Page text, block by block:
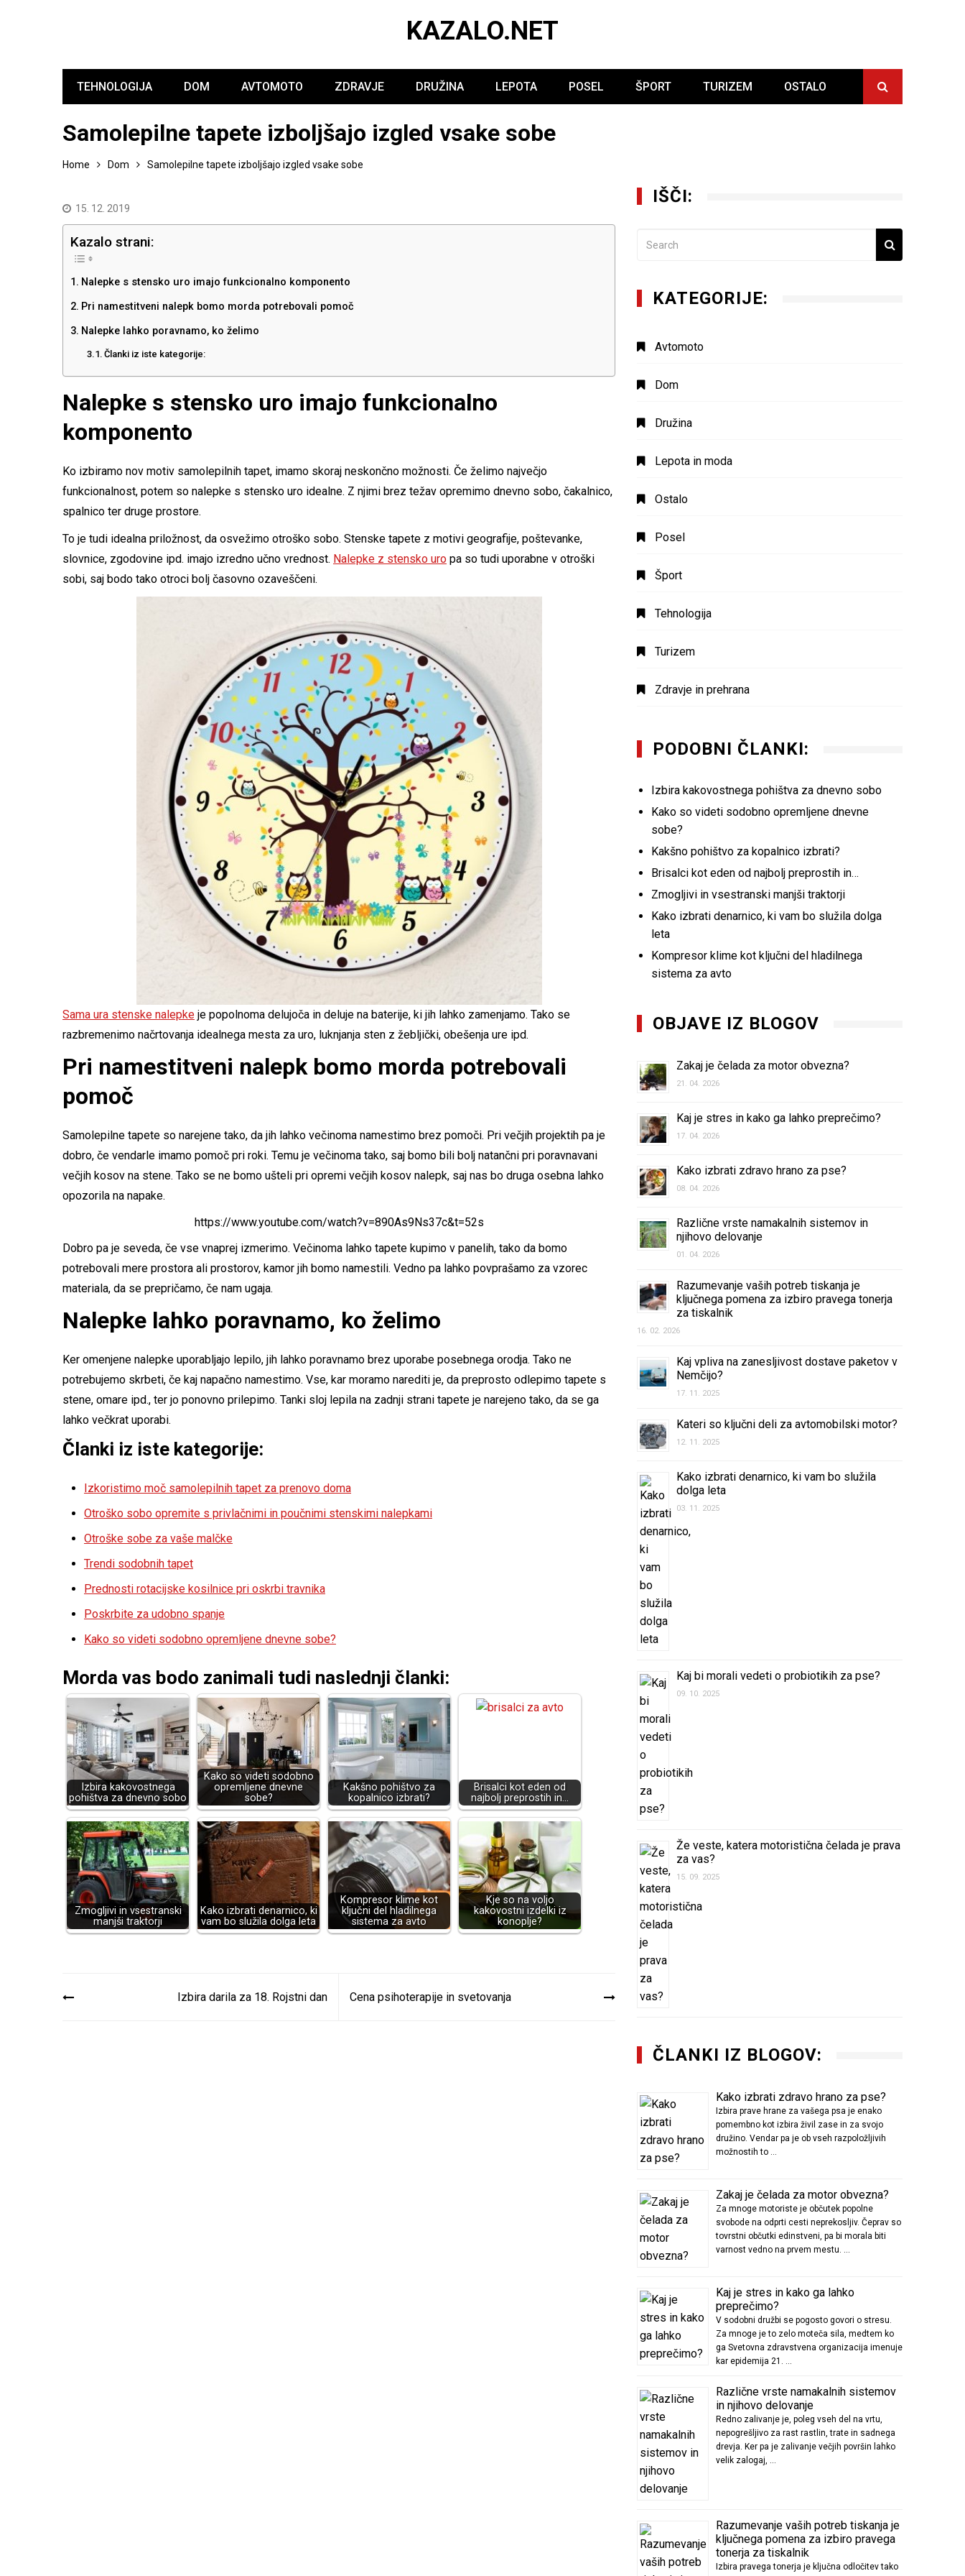
KAZALO.NET
TEHNOLOGIJA DOM AVTOMOTO ZDRAVJE DRUŽINA LEPOTA POSEL ŠPORT TURIZEM OSTALO
Samolepilne tapete izboljšajo izgled vsake sobe
Home Dom Samolepilne tapete izboljšajo izgled vsake sobe
15. 12. 2019
Kazalo strani:
Nalepke s stensko uro imajo funkcionalno komponento
Pri namestitveni nalepk bomo morda potrebovali pomoč
Nalepke lahko poravnamo, ko želimo
Članki iz iste kategorije:
Nalepke s stensko uro imajo funkcionalno
komponento
Ko izbiramo nov motiv samolepilnih tapet, imamo skoraj neskončno možnosti. Če želimo največjo
funkcionalnost, potem so nalepke s stensko uro idealne. Z njimi brez težav opremimo dnevno sobo, čakalnico,
spalnico ter druge prostore.
To je tudi idealna priložnost, da osvežimo otroško sobo. Stenske tapete z motivi geografije, poštevanke,
slovnice, zgodovine ipd. imajo izredno učno vrednost. Nalepke z stensko uro pa so tudi uporabne v otroški
sobi, saj bodo tako otroci bolj časovno ozaveščeni.
Sama ura stenske nalepke je popolnoma delujoča in deluje na baterije, ki jih lahko zamenjamo. Tako se
razbremenimo načrtovanja idealnega mesta za uro, luknjanja sten z žebljički, obešenja ure ipd.
Pri namestitveni nalepk bomo morda potrebovali
pomoč
Samolepilne tapete so narejene tako, da jih lahko večinoma namestimo brez pomoči. Pri večjih projektih pa je
dobro, če vendarle imamo pomoč pri roki. Temu je večinoma tako, saj bomo bili bolj natančni pri poravnavani
večjih kosov na stene. Tako se ne bomo ušteli pri opremi večjih kosov nalepk, saj nas bo druga osebna lahko
opozorila na napake.
https://www.youtube.com/watch?v=890As9Ns37c&t=52s
Dobro pa je seveda, če vse vnaprej izmerimo. Večinoma lahko tapete kupimo v panelih, tako da bomo
potrebovali mere prostora ali prostorov, kamor jih bomo namestili. Vedno pa lahko povprašamo za vzorec
materiala, da se prepričamo, če nam ugaja.
Nalepke lahko poravnamo, ko želimo
Ker omenjene nalepke uporabljajo lepilo, jih lahko poravnamo brez uporabe posebnega orodja. Tako ne
potrebujemo skrbeti, če kaj napačno namestimo. Vse, kar moramo narediti je, da preprosto odlepimo tapete s
stene, omare ipd., ter jo ponovno prilepimo. Tanki sloj lepila na zadnji strani tapete je narejeno tako, da se ga
lahko večkrat uporabi.
Članki iz iste kategorije:
Izkoristimo moč samolepilnih tapet za prenovo doma
Otroško sobo opremite s privlačnimi in poučnimi stenskimi nalepkami
Otroške sobe za vaše malčke
Trendi sodobnih tapet
Prednosti rotacijske kosilnice pri oskrbi travnika
Poskrbite za udobno spanje
Kako so videti sodobno opremljene dnevne sobe?
Morda vas bodo zanimali tudi naslednji članki:
Izbira kakovostnega
pohištva za dnevno sobo
Kako so videti sodobno
opremljene dnevne
sobe?
Kakšno pohištvo za
kopalnico izbrati?
Brisalci kot eden od
najbolj preprostih in…
Zmogljivi in vsestranski
manjši traktorji
Kako izbrati denarnico, ki
vam bo služila dolga leta
Kompresor klime kot
ključni del hladilnega
sistema za avto
Kje so na voljo
kakovostni izdelki iz
konoplje?
Navigacija
Izbira darila za 18. Rojstni dan Cena psihoterapije in svetovanja
IŠČI:
KATEGORIJE:
Avtomoto
Dom
Družina
Lepota in moda
Ostalo
Posel
Šport
Tehnologija
Turizem
Zdravje in prehrana
PODOBNI ČLANKI:
Izbira kakovostnega pohištva za dnevno sobo
Kako so videti sodobno opremljene dnevne
sobe?
Kakšno pohištvo za kopalnico izbrati?
Brisalci kot eden od najbolj preprostih in…
Zmogljivi in vsestranski manjši traktorji
Kako izbrati denarnico, ki vam bo služila dolga
leta
Kompresor klime kot ključni del hladilnega
sistema za avto
OBJAVE IZ BLOGOV
Zakaj je čelada za motor obvezna?
21. 04. 2026
Kaj je stres in kako ga lahko preprečimo?
17. 04. 2026
Kako izbrati zdravo hrano za pse?
08. 04. 2026
Različne vrste namakalnih sistemov in
njihovo delovanje
01. 04. 2026
Razumevanje vaših potreb tiskanja je
ključnega pomena za izbiro pravega tonerja
za tiskalnik
16. 02. 2026
Kaj vpliva na zanesljivost dostave paketov v
Nemčijo?
17. 11. 2025
Kateri so ključni deli za avtomobilski motor?
12. 11. 2025
Kako izbrati denarnico, ki vam bo služila
dolga leta
03. 11. 2025
Kaj bi morali vedeti o probiotikih za pse?
09. 10. 2025
Že veste, katera motoristična čelada je prava
za vas?
15. 09. 2025
ČLANKI IZ BLOGOV:
Kako izbrati zdravo hrano za pse?
Izbira prave hrane za vašega psa je enako
pomembno kot izbira živil zase in za svojo
družino. Vendar pa je ob vseh razpoložljivih
možnostih to …
Zakaj je čelada za motor obvezna?
Za mnoge motoriste je občutek popolne
svobode na odprti cesti neprekosljiv. Čeprav so
tovrstni občutki edinstveni, pa bi morala biti
varnost vedno na prvem mestu. …
Kaj je stres in kako ga lahko
preprečimo?
V sodobni družbi se pogosto govori o stresu.
Za mnoge je to zelo moteča sila, medtem ko
ga Svetovna zdravstvena organizacija imenuje
kar epidemija 21. …
Različne vrste namakalnih sistemov
in njihovo delovanje
Redno zalivanje je, poleg vseh del na vrtu,
nepogrešljivo za rast rastlin, trate in sadnega
drevja. Ker pa je zalivanje večjih površin lahko
velik zalogaj, …
Razumevanje vaših potreb tiskanja je
ključnega pomena za izbiro pravega
tonerja za tiskalnik
Izbira pravega tonerja je ključna odločitev tako